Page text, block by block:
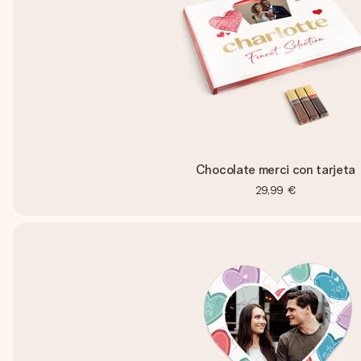
Chocolate merci con tarjeta
29,99 €